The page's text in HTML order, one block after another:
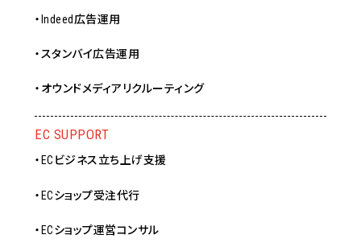
・Indeed広告運用
・スタンバイ広告運用
・オウンドメディアリクルーティング
EC SUPPORT
・ECビジネス立ち上げ支援
・ECショップ受注代行
・ECショップ運営コンサル